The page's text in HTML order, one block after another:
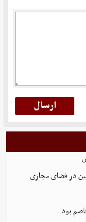
در فضای مجازی
بود